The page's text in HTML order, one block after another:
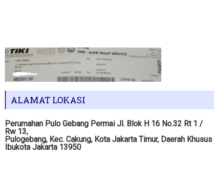
ALAMAT LOKASI
Perumahan Pulo Gebang Permai Jl. Blok H 16 No.32 Rt 1 /
Rw 13,
Pulogebang, Kec. Cakung, Kota Jakarta Timur, Daerah Khusus
Ibukota Jakarta 13950